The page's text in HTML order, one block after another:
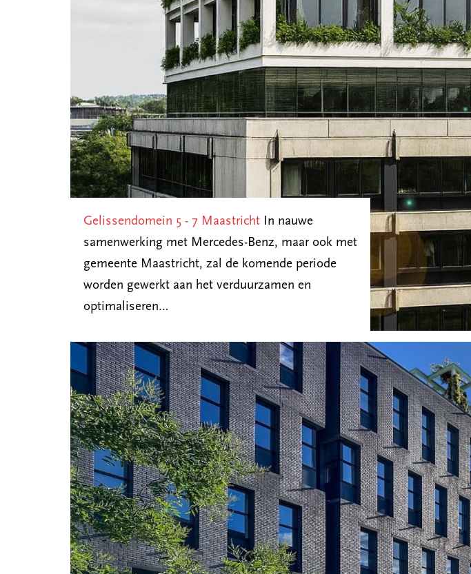
Gelissendomein 5 - 7 Maastricht In nauwe
samenwerking met Mercedes-Benz, maar ook met
gemeente Maastricht, zal de komende periode
worden gewerkt aan het verduurzamen en
optimaliseren…